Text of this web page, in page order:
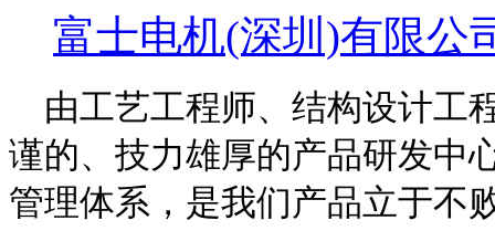
富士电机(深圳)有限公
由工艺工程师、结构设计工
谨的、技力雄厚的产品研发中
管理体系，是我们产品立于不